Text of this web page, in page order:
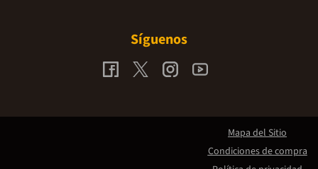
Síguenos
Mapa del Sitio
Condiciones de compra